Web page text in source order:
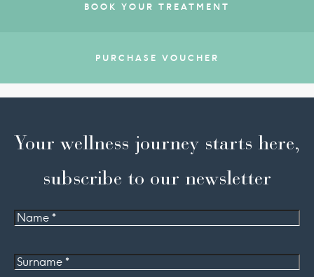
BOOK YOUR TREATMENT
PURCHASE VOUCHER
Your wellness journey starts here,
subscribe to our newsletter
Name
Surname